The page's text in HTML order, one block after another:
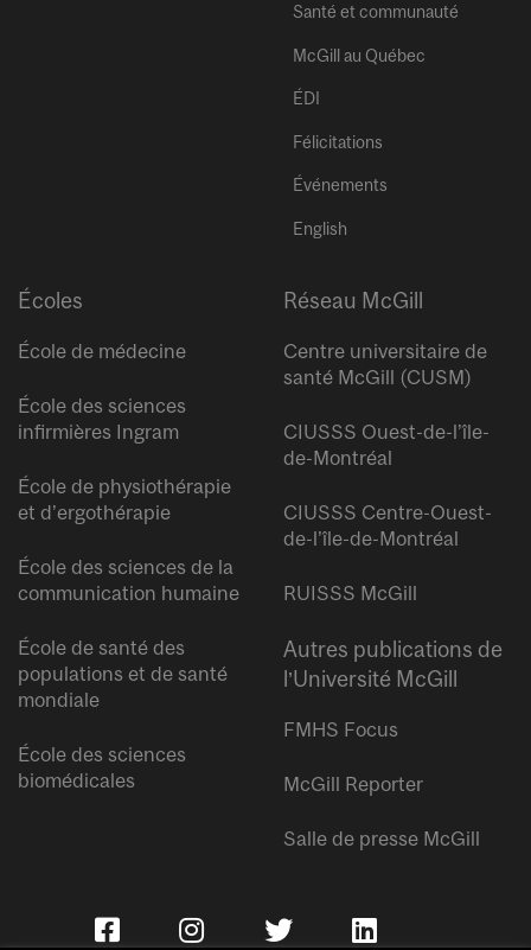
Santé et communauté
McGill au Québec
ÉDI
Félicitations
Événements
English
Écoles
École de médecine
École des sciences
infirmières Ingram
École de physiothérapie
et d’ergothérapie
École des sciences de la
communication humaine
École de santé des
populations et de santé
mondiale
École des sciences
biomédicales
Réseau McGill
Centre universitaire de
santé McGill (CUSM)
CIUSSS Ouest-de-l’île-
de-Montréal
CIUSSS Centre-Ouest-
de-l’île-de-Montréal
RUISSS McGill
Autres publications de
l’Université McGill
FMHS Focus
McGill Reporter
Salle de presse McGill